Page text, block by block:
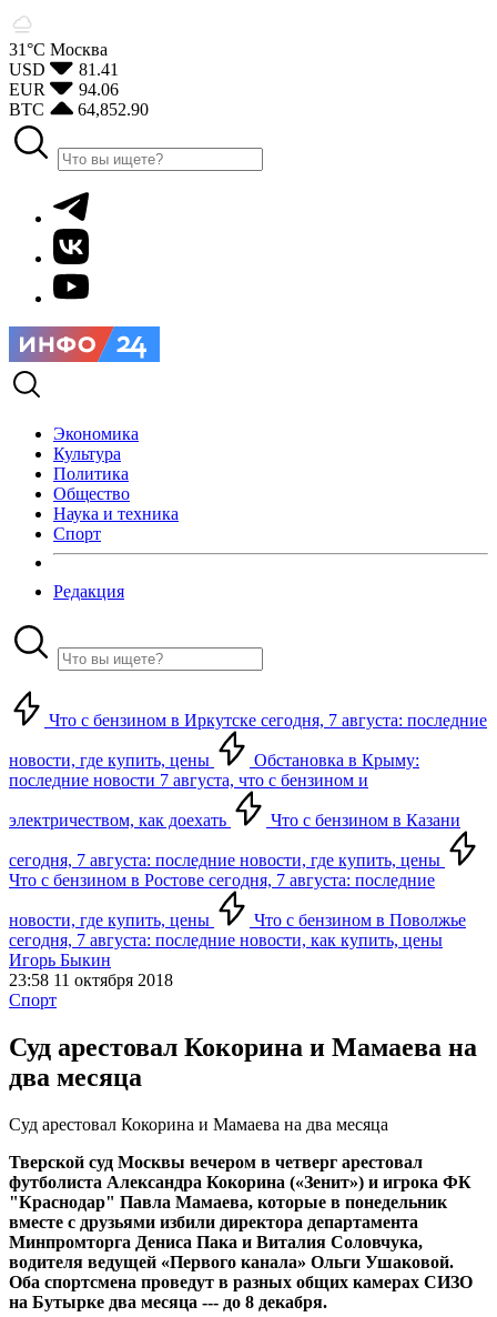
31°С Москва
USD
81.41
EUR
94.06
BTC
64,852.90
Экономика
Культура
Политика
Общество
Наука и техника
Спорт
Редакция
Что с бензином в Иркутске сегодня, 7 августа: последние
новости, где купить, цены
Обстановка в Крыму:
последние новости 7 августа, что с бензином и
электричеством, как доехать Что с бензином в Казани
сегодня, 7 августа: последние новости, где купить, цены
Что с бензином в Ростове сегодня, 7 августа: последние
новости, где купить, цены
Что с бензином в Поволжье
сегодня, 7 августа: последние новости, как купить, цены
Игорь Быкин
23:58 11 октября 2018
Спорт
Суд арестовал Кокорина и Мамаева на
два месяца
Суд арестовал Кокорина и Мамаева на два месяца
Тверской суд Москвы вечером в четверг арестовал
футболиста Александра Кокорина («Зенит») и игрока ФК
"Краснодар" Павла Мамаева, которые в понедельник
вместе с друзьями избили директора департамента
Минпромторга Дениса Пака и Виталия Соловчука,
водителя ведущей «Первого канала» Ольги Ушаковой.
Оба спортсмена проведут в разных общих камерах СИЗО
на Бутырке два месяца --- до 8 декабря.